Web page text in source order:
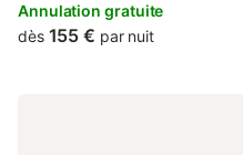
500 metres from Dieppe Casino.
Annulation gratuite
dès 155 € par nuit